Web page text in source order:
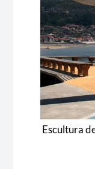
Escultura